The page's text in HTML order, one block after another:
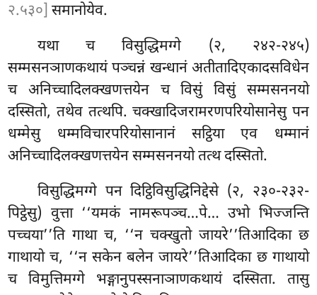
२.५३०] समानोयेव.
यथा च विसुद्धिमग्गे (२, २४२-२४५)
सम्मसनञाणकथायं पञ्चन्नं खन्धानं अतीतादिएकादसविधेन
च अनिच्चादिलक्खणत्तयेन च विसुं विसुं सम्मसननयो
दस्सितो, तथेव तत्थपि. चक्खादिजरामरणपरियोसानेसु पन
धम्मेसु धम्मविचारपरियोसानानं सट्ठिया एव धम्मानं
अनिच्चादिलक्खणत्तयेन सम्मसननयो तत्थ दस्सितो.
विसुद्धिमग्गे पन दिट्ठिविसुद्धिनिद्देसे (२, २३०-२३२-
पिट्ठेसु) वुत्ता ‘‘यमकं नामरूपञ्च…पे… उभो भिज्जन्ति
पच्चया’’ति गाथा च, ‘‘न चक्खुतो जायरे’’तिआदिका छ
गाथायो च, ‘‘न सकेन बलेन जायरे’’तिआदिका छ गाथायो
च विमुत्तिमग्गे भङ्गानुपस्सनाञाणकथायं दस्सिता. तासु